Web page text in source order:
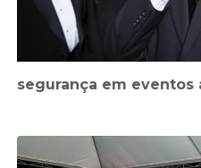
segurança em eventos